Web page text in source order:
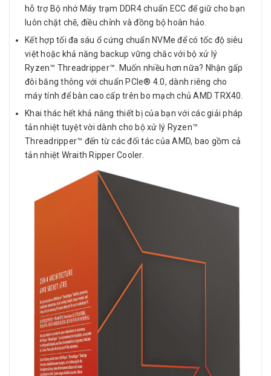
hỗ trợ Bộ nhớ Máy trạm DDR4 chuẩn ECC để giữ cho bạn
luôn chặt chẽ, điều chỉnh và đồng bộ hoàn hảo.
Kết hợp tối đa sáu ổ cứng chuẩn NVMe để có tốc độ siêu
việt hoặc khả năng backup vững chắc với bộ xử lý
Ryzen™ Threadripper™. Muốn nhiều hơn nữa? Nhận gấp
đôi băng thông với chuẩn PCIe® 4.0, dành riêng cho
máy tính để bàn cao cấp trên bo mạch chủ AMD TRX40.
Khai thác hết khả năng thiết bị của bạn với các giải pháp
tản nhiệt tuyệt vời dành cho bộ xử lý Ryzen™
Threadripper™ đến từ các đối tác của AMD, bao gồm cả
tản nhiệt Wraith Ripper Cooler.